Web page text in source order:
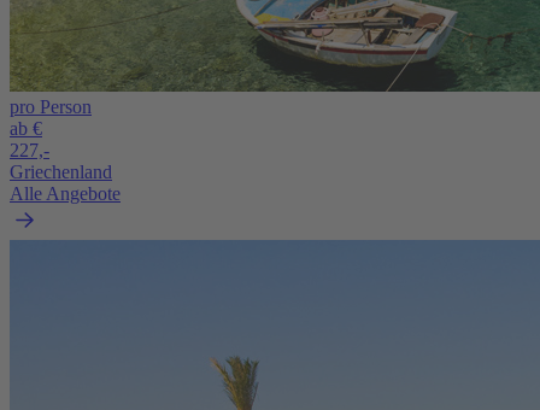
pro Person
ab €
227,-
Griechenland
Alle Angebote